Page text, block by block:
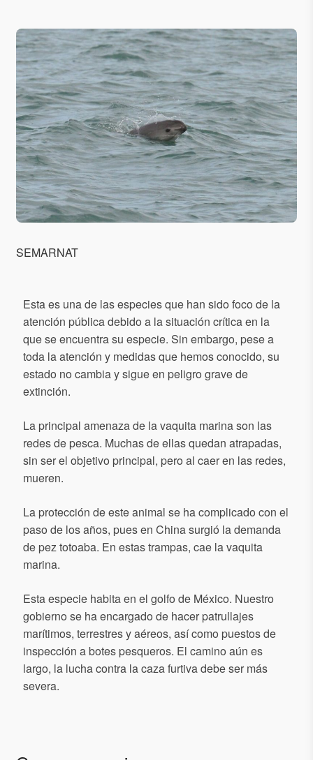
SEMARNAT
Esta es una de las especies que han sido foco de la
atención pública debido a la situación crítica en la
que se encuentra su especie. Sin embargo, pese a
toda la atención y medidas que hemos conocido, su
estado no cambia y sigue en peligro grave de
extinción.
La principal amenaza de la vaquita marina son las
redes de pesca. Muchas de ellas quedan atrapadas,
sin ser el objetivo principal, pero al caer en las redes,
mueren.
La protección de este animal se ha complicado con el
paso de los años, pues en China surgió la demanda
de pez totoaba. En estas trampas, cae la vaquita
marina.
Esta especie habita en el golfo de México. Nuestro
gobierno se ha encargado de hacer patrullajes
marítimos, terrestres y aéreos, así como puestos de
inspección a botes pesqueros. El camino aún es
largo, la lucha contra la caza furtiva debe ser más
severa.